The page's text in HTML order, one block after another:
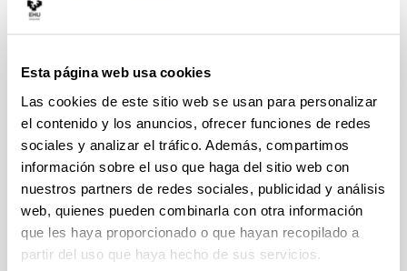
Esta página web usa cookies
Las cookies de este sitio web se usan para personalizar
el contenido y los anuncios, ofrecer funciones de redes
sociales y analizar el tráfico. Además, compartimos
información sobre el uso que haga del sitio web con
nuestros partners de redes sociales, publicidad y análisis
web, quienes pueden combinarla con otra información
que les haya proporcionado o que hayan recopilado a
partir del uso que haya hecho de sus servicios.
Architecture for the Smart Grid" 2024
Sara Alonso Salazar
"Contributions to Real-Time
and Isolation Features in Virtualization for
Heterogeneous Embedded Systems" 2024
Andrés Mauricio Sierra González"Control
Solutions for Multiphase Permanent Magnet
Synchronous Machine Drives Applied to Electric
Vehicles" 2023
Nerea Arandia Gainza"Medical Devices with
Embedded Electronics: Design and Development
Methodology for Start-Ups" 2023